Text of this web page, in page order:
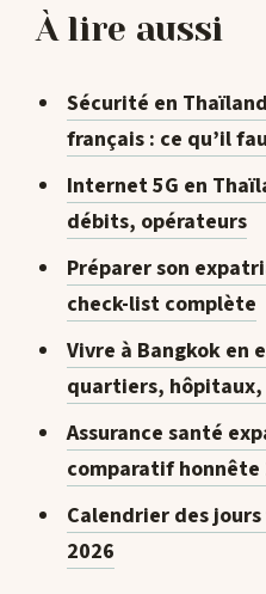
À lire aussi
Sécurité en
français : ce qu’il
Internet 5G en
débits, opérateurs
Préparer son
check-list complète
Vivre à Bangkok en
quartiers,
Assurance santé
comparatif honnête
Calendrier des
2026